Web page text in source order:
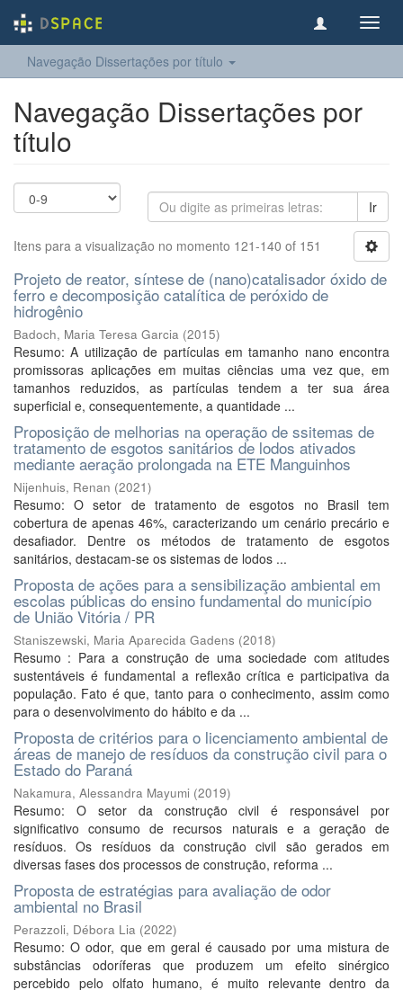
Navegação Dissertações por título
Navegação Dissertações por
título
Ir
Itens para a visualização no momento 121-140 of 151
Projeto de reator, síntese de (nano)catalisador óxido de
ferro e decomposição catalítica de peróxido de
hidrogênio
Badoch, Maria Teresa Garcia (2015)
Resumo: A utilização de partículas em tamanho nano encontra
promissoras aplicações em muitas ciências uma vez que, em
tamanhos reduzidos, as partículas tendem a ter sua área
superficial e, consequentemente, a quantidade ...
Proposição de melhorias na operação de ssitemas de
tratamento de esgotos sanitários de lodos ativados
mediante aeração prolongada na ETE Manguinhos
Nijenhuis, Renan (2021)
Resumo: O setor de tratamento de esgotos no Brasil tem
cobertura de apenas 46%, caracterizando um cenário precário e
desafiador. Dentre os métodos de tratamento de esgotos
sanitários, destacam-se os sistemas de lodos ...
Proposta de ações para a sensibilização ambiental em
escolas públicas do ensino fundamental do município
de União Vitória / PR
Staniszewski, Maria Aparecida Gadens (2018)
Resumo : Para a construção de uma sociedade com atitudes
sustentáveis é fundamental a reflexão crítica e participativa da
população. Fato é que, tanto para o conhecimento, assim como
para o desenvolvimento do hábito e da ...
Proposta de critérios para o licenciamento ambiental de
áreas de manejo de resíduos da construção civil para o
Estado do Paraná
Nakamura, Alessandra Mayumi (2019)
Resumo: O setor da construção civil é responsável por
significativo consumo de recursos naturais e a geração de
resíduos. Os resíduos da construção civil são gerados em
diversas fases dos processos de construção, reforma ...
Proposta de estratégias para avaliação de odor
ambiental no Brasil
Perazzoli, Débora Lia (2022)
Resumo: O odor, que em geral é causado por uma mistura de
substâncias odoríferas que produzem um efeito sinérgico
percebido pelo olfato humano, é muito relevante dentro da